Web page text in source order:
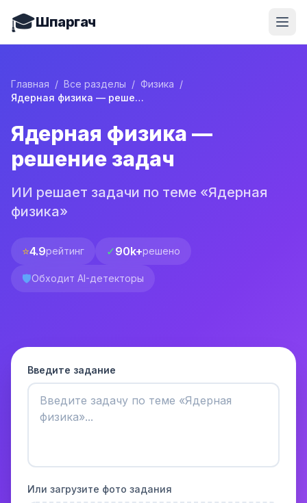
🎓Шпаргач
Главная / Все разделы / Физика /
Ядерная физика — решение задач
Ядерная физика —
решение задач
ИИ решает задачи по теме «Ядерная
физика»
⭐4.9рейтинг ✓90k+решено
🛡️Обходит AI-детекторы
Введите задание
Или загрузите фото задания